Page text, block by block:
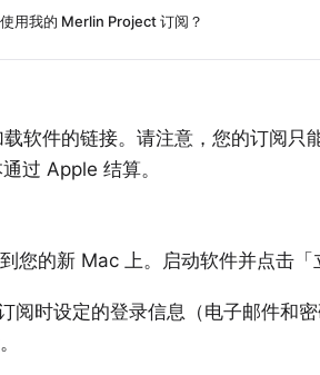
用我的 Merlin Project 订阅？
软件的链接。请注意，您的订阅
过 Apple 结算。
您的新 Mac 上。启动软件并点击「
阅时设定的登录信息（电子邮件和